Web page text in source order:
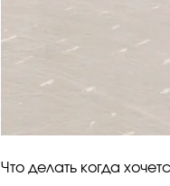
Что делать когда